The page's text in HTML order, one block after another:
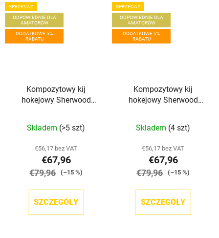
SPRZEDAŻ
ODPOWIEDNIE DLA
AMATORÓW
DODATKOWE 5%
RABATU
Kompozytowy kij
hokejowy Sherwood
Skladem (>5 szt)
€56,17 bez VAT
€67,96
€79,96 (–15 %)
SZCZEGÓŁY
SPRZEDAŻ
ODPOWIEDNIE DLA
AMATORÓW
DODATKOWE 5%
RABATU
Kompozytowy kij
hokejowy Sherwood
Skladem (4 szt)
€56,17 bez VAT
€67,96
€79,96 (–15 %)
SZCZEGÓŁY